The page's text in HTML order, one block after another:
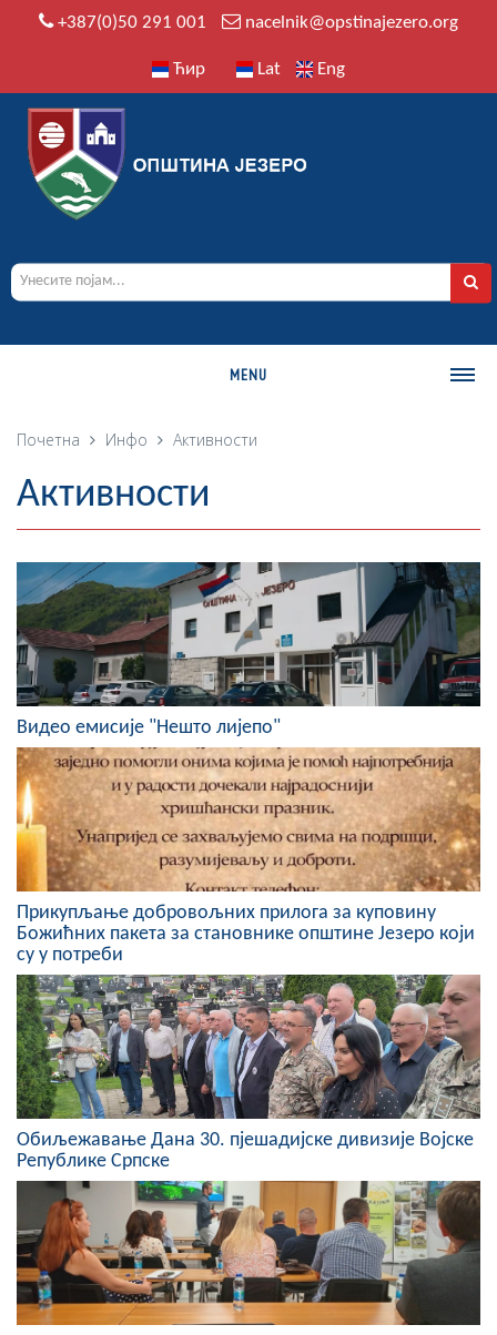
+387(0)50 291 001 nacelnik@opstinajezero.org
Ћир Lat Eng
MENU
О ОПШТИНИ
Историја
Географија
Насељена мјеста
Занимљивости
Фотогалерија
НАЧЕЛНИК
О Начелнику
Замјеник начелника
Извјештај о раду начелника
СКУПШТИНА
Статут Општине
Скупштинско вијеће општине језеро
Састав Скупштине
Службени Гласници
ОПШТИНСКА УПРАВА
ИНФО
Вијести
Активности
Почетна Инфо Активности
Активности
Видео емисије "Нешто лијепо"
Прикупљање добровољних прилога за куповину
Божићних пакета за становнике општине Језеро који
су у потреби
Обиљежавање Данa 30. пјешадијске дивизије Војске
Републике Српске